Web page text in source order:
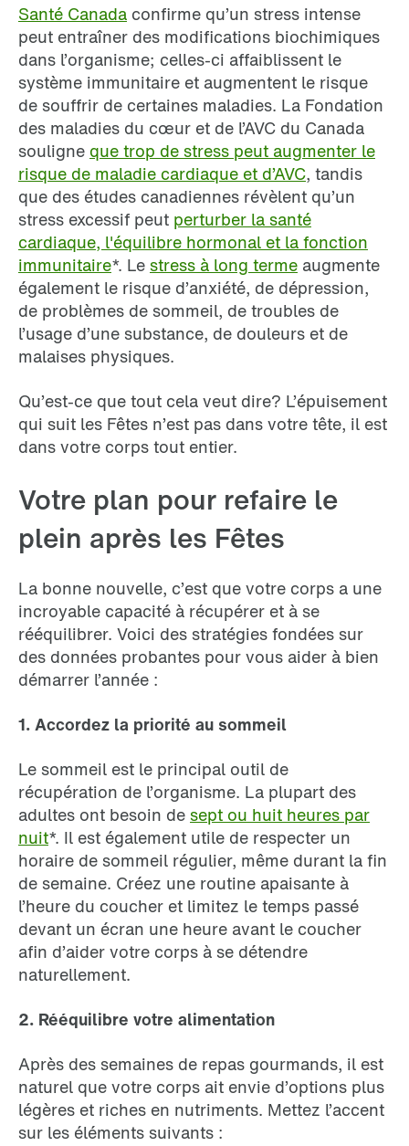
Santé Canada confirme qu’un stress intense
peut entraîner des modifications biochimiques
dans l’organisme; celles-ci affaiblissent le
système immunitaire et augmentent le risque
de souffrir de certaines maladies. La Fondation
des maladies du cœur et de l’AVC du Canada
souligne que trop de stress peut augmenter le
risque de maladie cardiaque et d’AVC, tandis
que des études canadiennes révèlent qu’un
stress excessif peut perturber la santé
cardiaque, l'équilibre hormonal et la fonction
immunitaire*. Le stress à long terme augmente
également le risque d’anxiété, de dépression,
de problèmes de sommeil, de troubles de
l’usage d’une substance, de douleurs et de
malaises physiques.
Qu’est-ce que tout cela veut dire? L’épuisement
qui suit les Fêtes n’est pas dans votre tête, il est
dans votre corps tout entier.
Votre plan pour refaire le
plein après les Fêtes
La bonne nouvelle, c’est que votre corps a une
incroyable capacité à récupérer et à se
rééquilibrer. Voici des stratégies fondées sur
des données probantes pour vous aider à bien
démarrer l’année :
1. Accordez la priorité au sommeil
Le sommeil est le principal outil de
récupération de l’organisme. La plupart des
adultes ont besoin de sept ou huit heures par
nuit*. Il est également utile de respecter un
horaire de sommeil régulier, même durant la fin
de semaine. Créez une routine apaisante à
l’heure du coucher et limitez le temps passé
devant un écran une heure avant le coucher
afin d’aider votre corps à se détendre
naturellement.
2. Rééquilibre votre alimentation
Après des semaines de repas gourmands, il est
naturel que votre corps ait envie d’options plus
légères et riches en nutriments. Mettez l’accent
sur les éléments suivants :